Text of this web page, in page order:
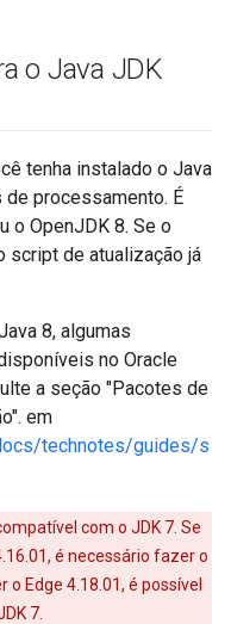
o Java JDK
tenha instalado o Java
processamento. É
o OpenJDK 8. Se o
script de atualização já
8, algumas
no Oracle
a seção "Pacotes de
em
technotes/guides/s
com o JDK 7. Se
é necessário fazer o
Edge 4.18.01, é possível
7.